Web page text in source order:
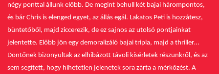
négy ponttal állunk előbb. De megint behull két bajai hárompontos,
és bár Chris is elenged egyet, az állás egál. Lakatos Peti is hozzátesz,
büntetőből, majd ziccerezik, de ez sajnos az utolsó pontjainkat
jelentette. Előbb jön egy demoralizáló bajai tripla, majd a thriller…
Döntőnek bizonyultak az elhibázott távoli kísérletek részünkről, és az
sem segített, hogy hihetetlen jelenetek sora zárta a mérkőzést. A